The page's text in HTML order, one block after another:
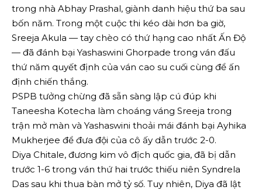
trong nhà Abhay Prashal, giành danh hiệu thứ ba sau
bốn năm. Trong một cuộc thi kéo dài hơn ba giờ,
Sreeja Akula — tay chèo có thứ hạng cao nhất Ấn Độ
— đã đánh bại Yashaswini Ghorpade trong ván đấu
thứ năm quyết định của ván cao su cuối cùng để ấn
định chiến thắng.
PSPB tưởng chừng đã sẵn sàng lập cú đúp khi
Taneesha Kotecha làm choáng váng Sreeja trong
trận mở màn và Yashaswini thoải mái đánh bại Ayhika
Mukherjee để đưa đội của cô ấy dẫn trước 2-0.
Diya Chitale, đương kim vô địch quốc gia, đã bị dẫn
trước 1-6 trong ván thứ hai trước thiếu niên Syndrela
Das sau khi thua bàn mở tỷ số. Tuy nhiên, Diya đã lật